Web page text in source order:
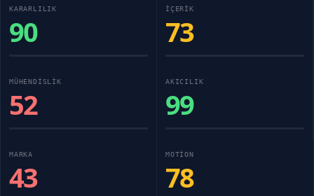
KARARLILIK
90
İÇERIK
73
MÜHENDISLIK
52
AKICILIK
99
MARKA
43
MOTION
78